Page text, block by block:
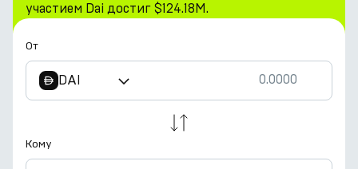
участием Dai достиг $124.18M.
От
DAI
Кому